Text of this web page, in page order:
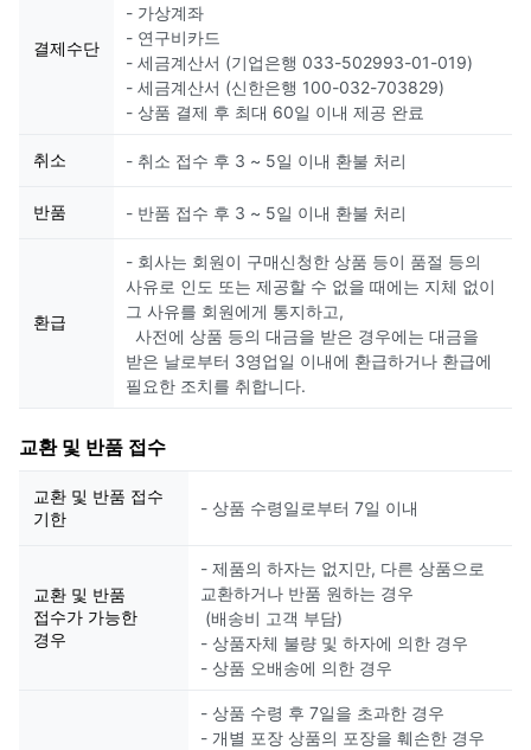
결제수단
- 가상계좌
- 연구비카드
- 세금계산서 (기업은행 033-502993-01-019)
- 세금계산서 (신한은행 100-032-703829)
- 상품 결제 후 최대 60일 이내 제공 완료
취소 - 취소 접수 후 3 ~ 5일 이내 환불 처리
반품 - 반품 접수 후 3 ~ 5일 이내 환불 처리
환급
- 회사는 회원이 구매신청한 상품 등이 품절 등의
사유로 인도 또는 제공할 수 없을 때에는 지체 없이
그 사유를 회원에게 통지하고,
사전에 상품 등의 대금을 받은 경우에는 대금을
받은 날로부터 3영업일 이내에 환급하거나 환급에
필요한 조치를 취합니다.
교환 및 반품 접수
교환 및 반품 접수
기한
- 상품 수령일로부터 7일 이내
교환 및 반품
접수가 가능한
경우
- 제품의 하자는 없지만, 다른 상품으로
교환하거나 반품 원하는 경우
(배송비 고객 부담)
- 상품자체 불량 및 하자에 의한 경우
- 상품 오배송에 의한 경우
- 상품 수령 후 7일을 초과한 경우
- 개별 포장 상품의 포장을 훼손한 경우